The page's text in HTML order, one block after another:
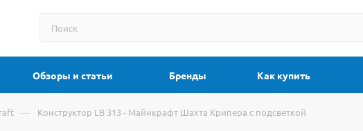
Обзоры и статьи Бренды Как купить
— Конструктор LB 313 - Майнкрафт Шахта Крипера с подсветкой